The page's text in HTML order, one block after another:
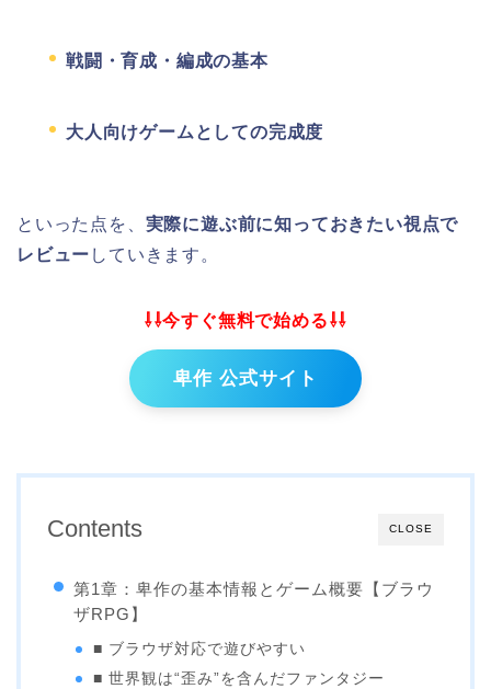
戦闘・育成・編成の基本
大人向けゲームとしての完成度
といった点を、 実際に遊ぶ前に知っておきたい視点で
レビュー していきます。
⇩⇩今すぐ無料で始める⇩⇩
卑作 公式サイト
CLOSE
Contents
第1章：卑作の基本情報とゲーム概要【ブラウ
ザRPG】
■ ブラウザ対応で遊びやすい
■ 世界観は“歪み”を含んだファンタジー